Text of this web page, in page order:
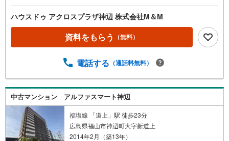
ハウスドゥ アクロスプラザ神辺 株式会社M＆M
資料をもらう （無料）
電話する （通話料無料）
中古マンション アルファスマート神辺
福塩線 「道上」駅 徒歩23分
広島県福山市神辺町大字新道上
2014年2月（築13年）